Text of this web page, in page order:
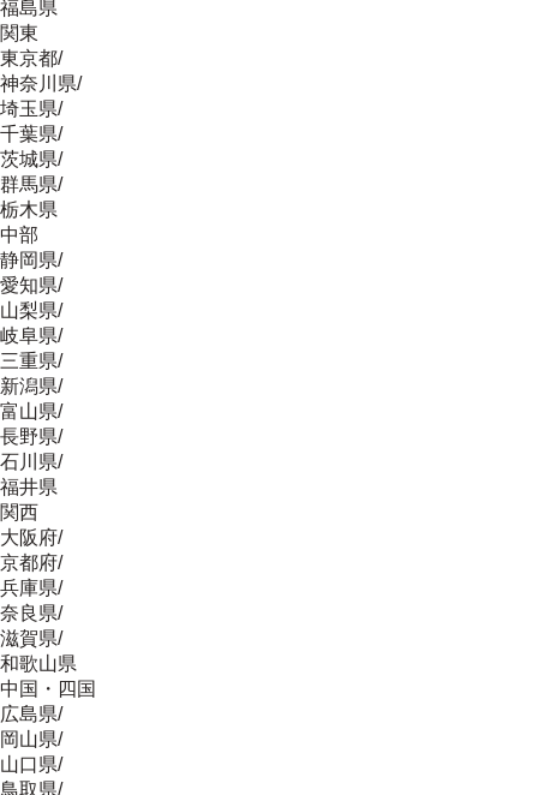
福島県
関東
東京都/
神奈川県/
埼玉県/
千葉県/
茨城県/
群馬県/
栃木県
中部
静岡県/
愛知県/
山梨県/
岐阜県/
三重県/
新潟県/
富山県/
長野県/
石川県/
福井県
関西
大阪府/
京都府/
兵庫県/
奈良県/
滋賀県/
和歌山県
中国・四国
広島県/
岡山県/
山口県/
鳥取県/